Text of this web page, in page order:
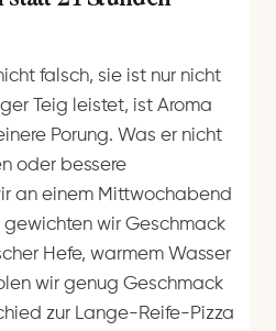
falsch, sie ist nur nicht
Teig leistet, ist Aroma
Porung. Was er nicht
oder bessere
an einem Mittwochabend
wir Geschmack
Hefe, warmem Wasser
wir genug Geschmack
zur Lange-Reife-Pizza